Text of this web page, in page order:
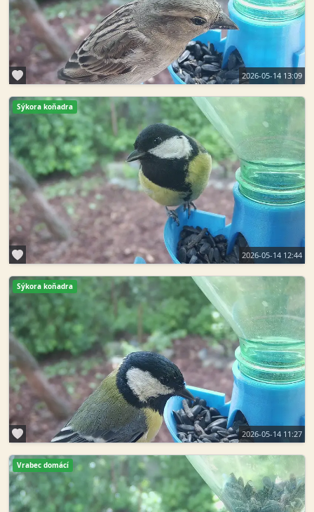
2026-05-14 13:09
Sýkora koňadra
2026-05-14 12:44
Sýkora koňadra
2026-05-14 11:27
Vrabec domácí